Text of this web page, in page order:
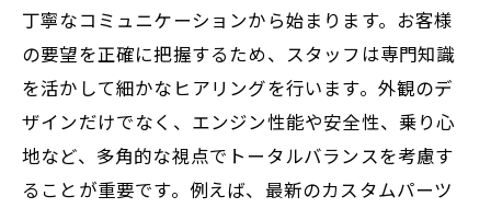
プロだから知っている！失敗しないカスタム
車選びのポイント
自分だけの一台を手に入れるための最適なカ
スタム相談術
丁寧なコミュニケーションから始まります。お客様
の要望を正確に把握するため、スタッフは専門知識
を活かして細かなヒアリングを行います。外観のデ
ザインだけでなく、エンジン性能や安全性、乗り心
地など、多角的な視点でトータルバランスを考慮す
ることが重要です。例えば、最新のカスタムパーツ